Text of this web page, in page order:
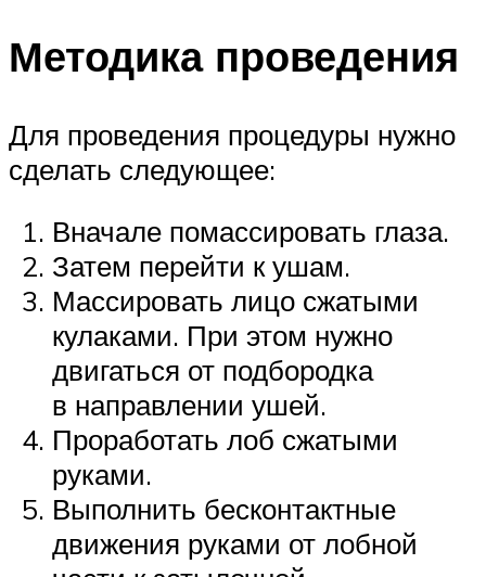
Методика проведения
Для проведения процедуры нужно
сделать следующее:
Вначале помассировать глаза.
Затем перейти к ушам.
Массировать лицо сжатыми
кулаками. При этом нужно
двигаться от подбородка
в направлении ушей.
Проработать лоб сжатыми
руками.
Выполнить бесконтактные
движения руками от лобной